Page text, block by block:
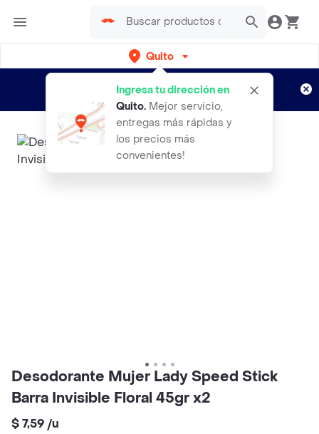
Quito
Ingresa tu dirección en
Quito. Mejor servicio,
entregas más rápidas y
los precios más
convenientes!
envíos gratis por semanas
Aplican TyC
Desodorante Mujer Lady Speed Stick
Barra Invisible Floral 45gr x2
$ 7,59 /u